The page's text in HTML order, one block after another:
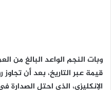
قيمة عبر التاريخ، بعد أن
الإنكليزي، الذي احتل